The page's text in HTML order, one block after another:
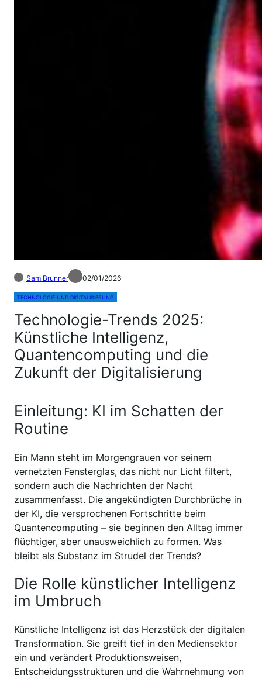
Sam Brunner 02/01/2026
TECHNOLOGIE UND DIGITALISIERUNG
Technologie-Trends 2025:
Künstliche Intelligenz,
Quantencomputing und die
Zukunft der Digitalisierung
Einleitung: KI im Schatten der
Routine
Ein Mann steht im Morgengrauen vor seinem
vernetzten Fensterglas, das nicht nur Licht filtert,
sondern auch die Nachrichten der Nacht
zusammenfasst. Die angekündigten Durchbrüche in
der KI, die versprochenen Fortschritte beim
Quantencomputing – sie beginnen den Alltag immer
flüchtiger, aber unausweichlich zu formen. Was
bleibt als Substanz im Strudel der Trends?
Die Rolle künstlicher Intelligenz
im Umbruch
Künstliche Intelligenz ist das Herzstück der digitalen
Transformation. Sie greift tief in den Mediensektor
ein und verändert Produktionsweisen,
Entscheidungsstrukturen und die Wahrnehmung von